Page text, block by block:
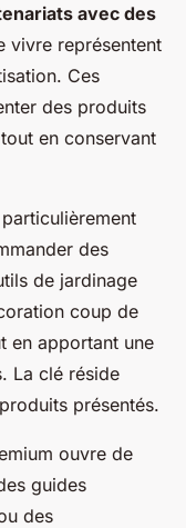
avec des
vivre représentent
Ces
des produits
en conservant
des
de jardinage
coup de
en apportant une
La clé réside
présentés.
ouvre de
guides
des